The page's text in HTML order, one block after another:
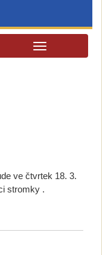
ve čtvrtek 18. 3.
stromky .